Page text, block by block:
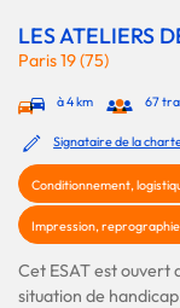
LES ATELIERS
Paris 19 (75)
à 4 km 67
Signataire de la
Conditionnement,
Impression,
Cet ESAT est ouvert
situation de